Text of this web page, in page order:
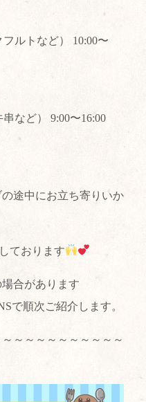
ルトなど） 10:00〜
など） 9:00〜16:00
途中にお立ち寄りいか
ております
合があります
で順次ご紹介します。
～～～～～～～～～～